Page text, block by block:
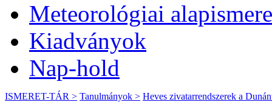
Meteorológiai
Kiadványok
Nap-hold
ISMERET-TÁR > Tanulmányok > Heves zivatarrendszerek a